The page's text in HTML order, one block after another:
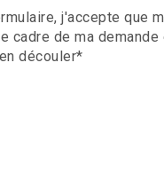
j'accepte que
cadre de ma demande
découler*